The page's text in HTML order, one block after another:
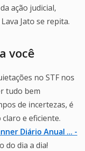
ação judicial,
Jato se repita.
você
no STF nos
tudo bem
de incertezas, é
e eficiente.
Diário Anual ... -
do dia a dia!